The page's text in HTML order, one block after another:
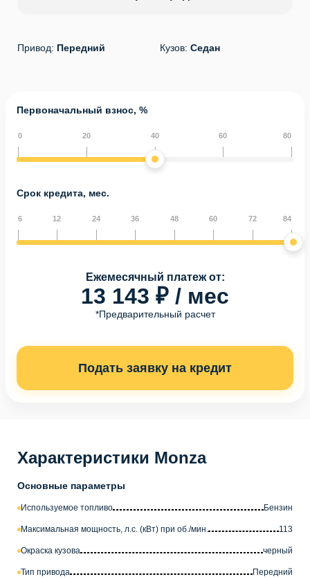
Привод: Передний Кузов: Седан
Первоначальный взнос, %
0 20 40 60 80
Срок кредита, мес.
6 12 24 36 48 60 72 84
Ежемесячный платеж от:
13 143 ₽ / мес
*Предварительный расчет
Подать заявку на кредит
Характеристики Monza
Основные параметры
Используемое топливо Бензин
Максимальная мощность, л.с. (кВт) при об./мин. 113
Окраска кузова черный
Тип привода Передний